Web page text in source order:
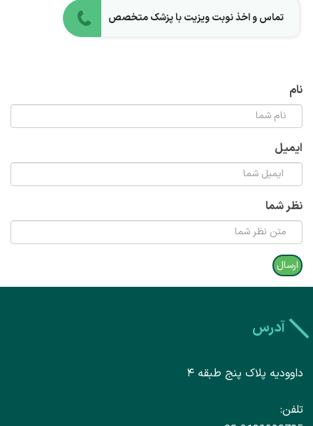
تماس و اخذ نوبت ویزیت با پزشک متخصص
نام
ایمیل
نظر شما
آدرس
داوودیه پلاک پنج طبقه ۴
تلفن